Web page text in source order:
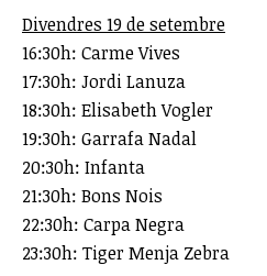
Divendres 19 de setembre
16:30h: Carme Vives
17:30h: Jordi Lanuza
18:30h: Elisabeth Vogler
19:30h: Garrafa Nadal
20:30h: Infanta
21:30h: Bons Nois
22:30h: Carpa Negra
23:30h: Tiger Menja Zebra